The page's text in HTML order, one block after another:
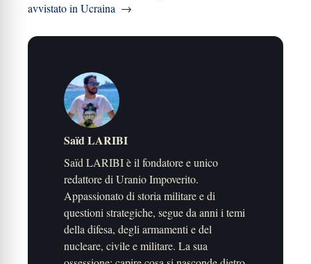
avvistato in Ucraina →
Saïd LARIBI
Saïd LARIBI è il fondatore e unico
redattore di Uranio Impoverito.
Appassionato di storia militare e di
questioni strategiche, segue da anni i temi
della difesa, degli armamenti e del
nucleare, civile e militare. La sua